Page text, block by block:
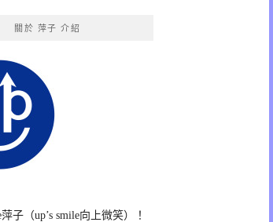
關於 萍子 介紹
子（up’s smile向上微笑）！